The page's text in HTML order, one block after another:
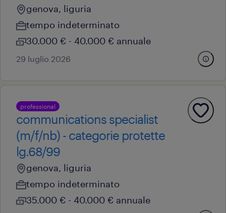
genova, liguria
tempo indeterminato
30.000 € - 40.000 € annuale
29 luglio 2026
professional
communications specialist
(m/f/nb) - categorie protette
lg.68/99
genova, liguria
tempo indeterminato
35.000 € - 40.000 € annuale